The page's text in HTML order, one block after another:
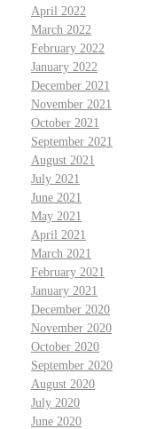
April 2022
March 2022
February 2022
January 2022
December 2021
November 2021
October 2021
September 2021
August 2021
July 2021
June 2021
May 2021
April 2021
March 2021
February 2021
January 2021
December 2020
November 2020
October 2020
September 2020
August 2020
July 2020
June 2020